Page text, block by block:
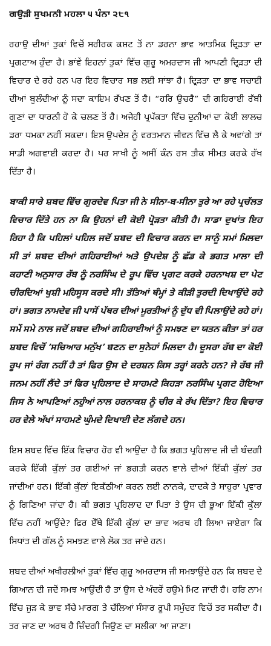
ਗਉੜੀ ਸੁਖਮਨੀ ਮਹਲਾ ੫ ਪੰਨਾ ੨੮੧
ਰਹਾਉ ਦੀਆਂ ਤੁਕਾਂ ਵਿਚੋਂ ਸਰੀਰਕ ਕਸ਼ਟ ਤੋਂ ਨਾ ਡਰਨਾ ਭਾਵ ਆਤਮਿਕ ਦ੍ਰਿੜਤਾ ਦਾ
ਪ੍ਰਗਟਾਅ ਹੁੰਦਾ ਹੈ। ਭਾਂਵੇਂ ਇਹਨਾਂ ਤੁਕਾਂ ਵਿੱਚ ਗੁਰੂ ਅਮਰਦਾਸ ਜੀ ਆਪਣੀ ਦ੍ਰਿੜਤਾ ਦੀ
ਵਿਚਾਰ ਦੇ ਰਹੇ ਹਨ ਪਰ ਇਹ ਵਿਚਾਰ ਸਭ ਲਈ ਸਾਂਝਾ ਹੈ। ਦ੍ਰਿੜਤਾ ਦਾ ਭਾਵ ਸਚਾਈ
ਦੀਆਂ ਬੁਲੰਦੀਆਂ ਨੂੰ ਸਦਾ ਕਾਇਮ ਰੱਖਣ ਤੋਂ ਹੈ। “ਹਰਿ ਉਚਰੈ” ਦੀ ਗਹਿਰਾਈ ਰੱਬੀ
ਗੁਣਾਂ ਦਾ ਧਾਰਨੀ ਹੋ ਕੇ ਚਲਣ ਤੋਂ ਹੈ। ਅਜੇਹੀ ਪ੍ਰਪੱਕਤਾ ਵਿੱਚ ਦੁਨੀਆਂ ਦਾ ਕੋਈ ਲਾਲਚ
ਡਰਾ ਧਮਕਾ ਨਹੀਂ ਸਕਦਾ। ਇਸ ਉਪਦੇਸ਼ ਨੂੰ ਵਰਤਮਾਨ ਜੀਵਨ ਵਿੱਚ ਲੈ ਕੇ ਅਵਾਂਗੇ ਤਾਂ
ਸਾਡੀ ਅਗਵਾਈ ਕਰਦਾ ਹੈ। ਪਰ ਸਾਖੀ ਨੂੰ ਅਸੀਂ ਕੰਨ ਰਸ ਤੀਕ ਸੀਮਤ ਕਰਕੇ ਰੱਖ
ਦਿੱਤਾ ਹੈ।
ਬਾਕੀ ਸਾਰੇ ਸ਼ਬਦ ਵਿੱਚ ਗੁਰਦੇਵ ਪਿਤਾ ਜੀ ਨੇ ਸੀਨਾ-ਬ-ਸੀਨਾ ਤੁਰੇ ਆ ਰਹੇ ਪ੍ਰਚੱਲਤ
ਵਿਚਾਰ ਦਿੱਤੇ ਹਨ ਨਾ ਕਿ ਉਹਨਾਂ ਦੀ ਕੋਈ ਪ੍ਰੋੜਤਾ ਕੀਤੀ ਹੈ। ਸਾਡਾ ਦੁਖਾਂਤ ਇਹ
ਰਿਹਾ ਹੈ ਕਿ ਪਹਿਲਾਂ ਪਹਿਲ ਜਦੋਂ ਸ਼ਬਦ ਦੀ ਵਿਚਾਰ ਕਰਨ ਦਾ ਸਾਨੂੰ ਸਮਾਂ ਮਿਲਦਾ
ਸੀ ਤਾਂ ਸ਼ਬਦ ਦੀਆਂ ਗਹਿਰਾਈਆਂ ਅਤੇ ਉਪਦੇਸ਼ ਨੂੰ ਛੱਡ ਕੇ ਭਗਤ ਮਾਲਾ ਦੀ
ਕਹਾਣੀ ਅਨੁਸਾਰ ਰੱਬ ਨੂੰ ਨਰਸਿੰਘ ਦੇ ਰੂਪ ਵਿੱਚ ਪ੍ਰਗਟ ਕਰਕੇ ਹਰਨਾਖਸ਼ ਦਾ ਪੇਟ
ਚੀਰਦਿਆਂ ਖੁਸ਼ੀ ਮਹਿਸੂਸ ਕਰਦੇ ਸੀ। ਤੱਤਿਆਂ ਥੰਮ੍ਹਾਂ ਤੇ ਕੀੜੀ ਤੁਰਦੀ ਦਿਖਾਉਂਦੇ ਰਹੇ
ਹਾਂ। ਭਗਤ ਨਾਮਦੇਵ ਜੀ ਪਾਸੋਂ ਪੱਥਰ ਦੀਆਂ ਮੂਰਤੀਆਂ ਨੂੰ ਦੁੱਧ ਵੀ ਪਿਲਾਉਂਦੇ ਰਹੇ ਹਾਂ।
ਸਮੇਂ ਸਮੇ ਨਾਲ ਜਦੋਂ ਸ਼ਬਦ ਦੀਆਂ ਗਹਿਰਾਈਆਂ ਨੂੰ ਸਮਝਣ ਦਾ ਯਤਨ ਕੀਤਾ ਤਾਂ ਹਰ
ਸ਼ਬਦ ਵਿਚੋਂ ‘ਸਚਿਆਰ ਮਨੁੱਖ’ ਬਣਨ ਦਾ ਸੁਨੇਹਾਂ ਮਿਲਦਾ ਹੈ। ਦੂਸਰਾ ਰੱਬ ਦਾ ਕੋਈ
ਰੂਪ ਜਾਂ ਰੰਗ ਨਹੀਂ ਹੈ ਤਾਂ ਫਿਰ ਉਸ ਦੇ ਦਰਸ਼ਨ ਕਿਸ ਤਰ੍ਹਾਂ ਕਰਨੇ ਹਨ? ਜੇ ਰੱਬ ਜੀ
ਜਨਮ ਨਹੀਂ ਲੈਂਦੇ ਤਾਂ ਫਿਰ ਪ੍ਰਹਿਲਾਦ ਦੇ ਸਾਹਮਣੇ ਕਿਹੜਾ ਨਰਸਿੰਘ ਪ੍ਰਗਟ ਹੋਇਆ
ਜਿਸ ਨੇ ਆਪਣਿਆਂ ਨਹੁੰਆਂ ਨਾਲ ਹਰਨਾਕਸ਼ ਨੂੰ ਚੀਰ ਕੇ ਰੱਖ ਦਿੱਤਾ? ਇਹ ਵਿਚਾਰ
ਹਰ ਵੇਲੇ ਅੱਖਾਂ ਸਾਹਮਣੇ ਘੁੰਮਦੇ ਦਿਖਾਈ ਦੇਣ ਲੱਗਦੇ ਹਨ।
ਇਸ ਸ਼ਬਦ ਵਿੱਚ ਇੱਕ ਵਿਚਾਰ ਹੋਰ ਵੀ ਆਉਂਦਾ ਹੈ ਕਿ ਭਗਤ ਪ੍ਰਹਿਲਾਦ ਜੀ ਦੀ ਬੰਦਗੀ
ਕਰਕੇ ਇੱਕੀ ਕੁੱਲਾਂ ਤਰ ਗਈਆਂ ਜਾਂ ਭਗਤੀ ਕਰਨ ਵਾਲੇ ਦੀਆਂ ਇੱਕੀ ਕੁੱਲਾਂ ਤਰ
ਜਾਂਦੀਆਂ ਹਨ। ਇੱਕੀ ਕੁੱਲਾਂ ਇਕੱਠੀਆਂ ਕਰਨ ਲਈ ਨਾਨਕੇ, ਦਾਦਕੇ ਤੇ ਸਾਹੁਰਾ ਪ੍ਰਵਾਰ
ਨੂੰ ਗਿਣਿਆ ਜਾਂਦਾ ਹੈ। ਕੀ ਭਗਤ ਪ੍ਰਹਿਲਾਦ ਦਾ ਪਿਤਾ ਤੇ ਉਸ ਦੀ ਭੂਆ ਇੱਕੀ ਕੁੱਲਾਂ
ਵਿੱਚ ਨਹੀਂ ਆਉਂਦੇ? ਫਿਰ ਏੱਥੇ ਇੱਕੀ ਕੁੱਲਾਂ ਦਾ ਭਾਵ ਅਰਥ ਹੀ ਲਿਆ ਜਾਏਗਾ ਕਿ
ਸਿਧਾਂਤ ਦੀ ਗੱਲ ਨੂੰ ਸਮਝਣ ਵਾਲੇ ਲੋਕ ਤਰ ਜਾਂਦੇ ਹਨ।
ਸ਼ਬਦ ਦੀਆਂ ਅਖੀਰਲੀਆਂ ਤੁਕਾਂ ਵਿੱਚ ਗੁਰੂ ਅਮਰਦਾਸ ਜੀ ਸਮਝਾਉਂਦੇ ਹਨ ਕਿ ਸ਼ਬਦ ਦੇ
ਗਿਆਨ ਦੀ ਜਦੋਂ ਸਮਝ ਆਉਂਦੀ ਹੈ ਤਾਂ ਉਸ ਦੇ ਅੰਦਰੋਂ ਹਉਮੇ ਮਿਟ ਜਾਂਦੀ ਹੈ। ਹਰਿ ਨਾਮ
ਵਿੱਚ ਜੁੜ ਕੇ ਭਾਵ ਸੱਚੇ ਮਾਰਗ ਤੇ ਚੱਲਿਆਂ ਸੰਸਾਰ ਰੂਪੀ ਸਮੁੰਦਰ ਵਿਚੋਂ ਤਰ ਸਕੀਦਾ ਹੈ।
ਤਰ ਜਾਣ ਦਾ ਅਰਥ ਹੈ ਜ਼ਿੰਦਗੀ ਜਿਉਣ ਦਾ ਸਲੀਕਾ ਆ ਜਾਣਾ।